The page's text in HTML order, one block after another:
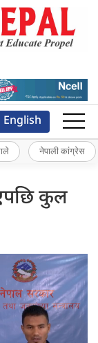
English
नेपाली कांग्रेस
कुल